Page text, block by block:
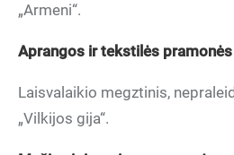
„Armeni“.
Aprangos ir tekstil ės pramon
Laisvalaikio megztinis,
„Vilkijos gija“.